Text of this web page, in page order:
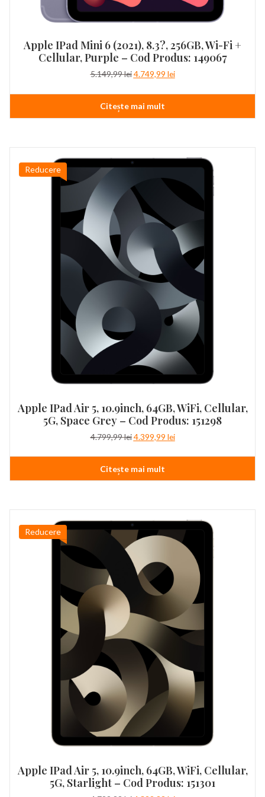
Apple IPad Mini 6 (2021), 8.3?, 256GB, Wi-Fi +
Cellular, Purple – Cod Produs: 149067
5.149,99lei Prețul
a
fost:
5.149,99 lei.
4.749,99 leiPrețul
este:
Citește mai mult
Reducere
Apple IPad Air 5, 10.9inch, 64GB, WiFi, Cellular,
5G, Space Grey – Cod Produs: 151298
4.799,99lei Prețul
a
fost:
4.799,99 lei.
4.399,99 leiPrețul
este:
Citește mai mult
Reducere
Apple IPad Air 5, 10.9inch, 64GB, WiFi, Cellular,
5G, Starlight – Cod Produs: 151301